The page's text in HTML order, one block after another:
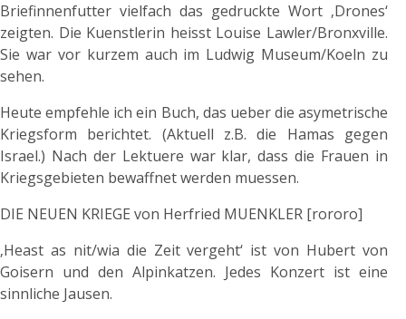
Briefinnenfutter vielfach das gedruckte Wort ‚Drones‘
zeigten. Die Kuenstlerin heisst Louise Lawler/Bronxville.
Sie war vor kurzem auch im Ludwig Museum/Koeln zu
sehen.
Heute empfehle ich ein Buch, das ueber die asymetrische
Kriegsform berichtet. (Aktuell z.B. die Hamas gegen
Israel.) Nach der Lektuere war klar, dass die Frauen in
Kriegsgebieten bewaffnet werden muessen.
DIE NEUEN KRIEGE von Herfried MUENKLER [rororo]
‚Heast as nit/wia die Zeit vergeht‘ ist von Hubert von
Goisern und den Alpinkatzen. Jedes Konzert ist eine
sinnliche Jausen.